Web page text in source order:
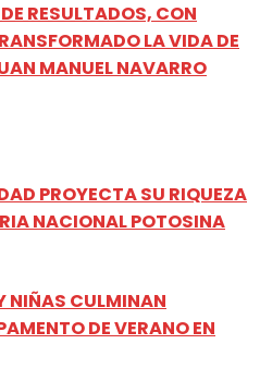
RESULTADOS, CON
LA VIDA DE
MANUEL NAVARRO
PROYECTA SU RIQUEZA
NACIONAL POTOSINA
NIÑAS CULMINAN
DE VERANO EN